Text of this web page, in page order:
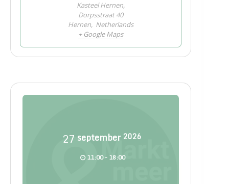
Kasteel Hernen,
Dorpsstraat 40
Hernen, Netherlands
+ Google Maps
27 september 2026
11:00 - 18:00